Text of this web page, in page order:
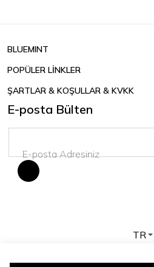
BLUEMINT
POPÜLER LİNKLER
ŞARTLAR & KOŞULLAR & KVKK
E-posta Bülten
TR